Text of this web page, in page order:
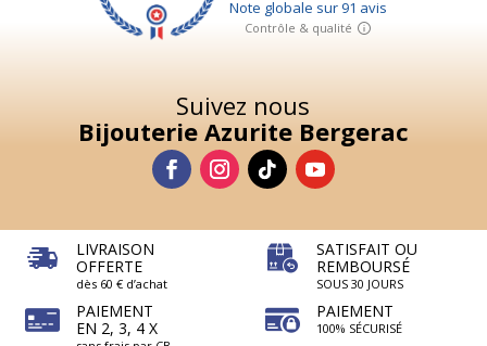
Suivez nous
Bijouterie Azurite Bergerac
LIVRAISON
OFFERTE
dès 60 € d’achat
PAIEMENT
EN 2, 3, 4 X
SATISFAIT OU
REMBOURSÉ
SOUS 30 JOURS
PAIEMENT
100% SÉCURISÉ